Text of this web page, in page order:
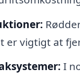
er vigtigt at
I